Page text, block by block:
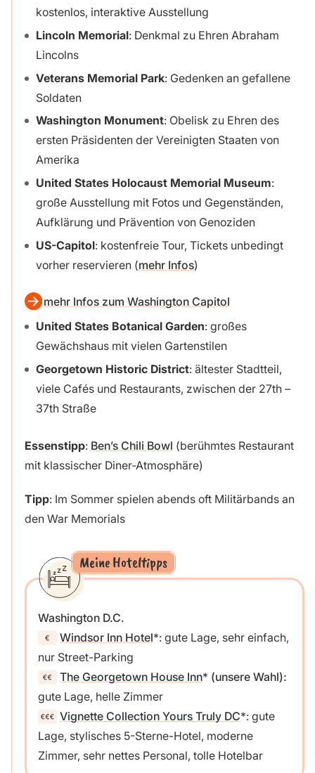
kostenlos, interaktive Ausstellung
Lincoln Memorial: Denkmal zu Ehren Abraham
Lincolns
Veterans Memorial Park: Gedenken an gefallene
Soldaten
Washington Monument: Obelisk zu Ehren des
ersten Präsidenten der Vereinigten Staaten von
Amerika
United States Holocaust Memorial Museum:
große Ausstellung mit Fotos und Gegenständen,
Aufklärung und Prävention von Genoziden
US-Capitol: kostenfreie Tour, Tickets unbedingt
vorher reservieren (mehr Infos)
mehr Infos zum Washington Capitol
United States Botanical Garden: großes
Gewächshaus mit vielen Gartenstilen
Georgetown Historic District: ältester Stadtteil,
viele Cafés und Restaurants, zwischen der 27th –
37th Straße
Essenstipp: Ben’s Chili Bowl (berühmtes Restaurant
mit klassischer Diner-Atmosphäre)
Tipp: Im Sommer spielen abends oft Militärbands an
den War Memorials
Meine Hoteltipps
Washington D.C.
Windsor Inn Hotel : gute Lage, sehr einfach,
nur Street-Parking
The Georgetown House Inn
(unsere Wahl):
gute Lage, helle Zimmer
Vignette Collection Yours Truly DC : gute
Lage, stylisches 5-Sterne-Hotel, moderne
Zimmer, sehr nettes Personal, tolle Hotelbar